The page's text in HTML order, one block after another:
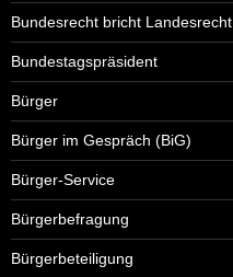
Bundesrecht bricht Landesrecht
Bundestagspräsident
Bürger
Bürger im Gespräch (BiG)
Bürger-Service
Bürgerbefragung
Bürgerbeteiligung